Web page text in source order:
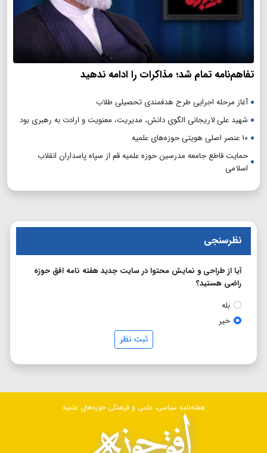
تفاهم‌نامه تمام شد؛ مذاکرات را ادامه ندهید
آغاز مرحله اجرایی طرح هدفمندی تحصیلی طلاب
شهید علی لاریجانی الگوی دانش، مدیریت، معنویت و ارادت به رهبری بود
۱۰ عنصر اصلی هویتی حوزه‌های علمیه
حمایت قاطع جامعه مدرسین حوزه علمیه قم از سپاه پاسداران انقلاب
اسلامی
نظرسنجی
آیا از طراحی و نمایش محتوا در سایت جدید هفته نامه افق حوزه
راضی هستید؟
بله
خیر
ثبت نظر
هفته‌نامه سیاسی، علمی و فرهنگی حوزه‌های علمیه